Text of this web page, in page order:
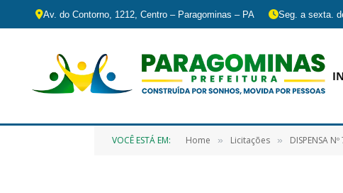
Av. do Contorno, 1212, Centro – Paragominas – PA Seg. a sexta.
VOCÊ ESTÁ EM: Home » Licitações » DISPENSA Nº